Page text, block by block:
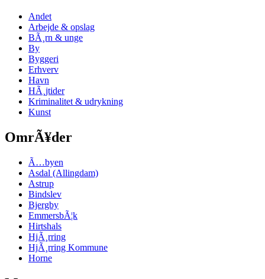
Andet
Arbejde & opslag
BÃ¸rn & unge
By
Byggeri
Erhverv
Havn
HÃ¸jtider
Kriminalitet & udrykning
Kunst
OmrÃ¥der
Ã…byen
Asdal (Allingdam)
Astrup
Bindslev
Bjergby
EmmersbÃ¦k
Hirtshals
HjÃ¸rring
HjÃ¸rring Kommune
Horne